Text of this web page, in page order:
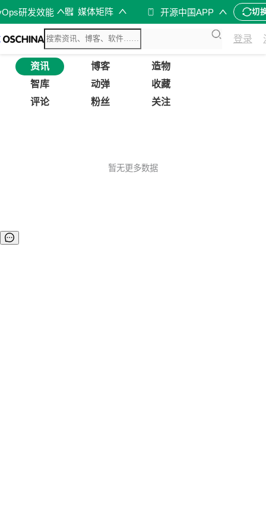
研发效能 媒体矩阵 开源中国APP 切
登录
资讯 博客
造物
智库
动弹
收藏
评论
粉丝 关注
暂无更多数据